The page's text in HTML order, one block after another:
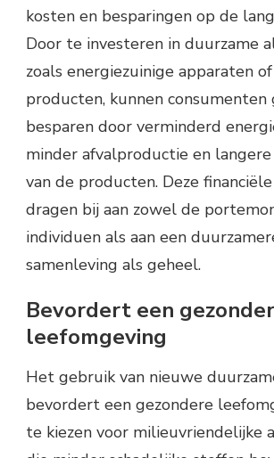
kosten en besparingen op de
Door te investeren in duurzame
zoals energiezuinige apparaten
producten, kunnen consumenten
besparen door verminderd
minder afvalproductie en
van de producten. Deze
dragen bij aan zowel de
individuen als aan een
samenleving als geheel.
Bevordert een
leefomgeving
Het gebruik van nieuwe
bevordert een gezondere
te kiezen voor milieuvriendelijke